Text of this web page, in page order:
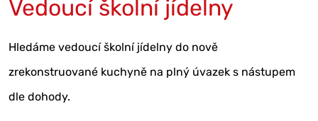
Vedoucí školní jídelny
Hledáme vedoucí školní jídelny do nově
zrekonstruované kuchyně na plný úvazek s nástupem
dle dohody.